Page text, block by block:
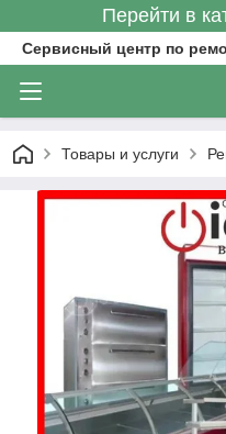
Перейти в
Сервисный центр по
Товары и услуги